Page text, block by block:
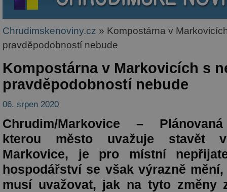
Chrudimskenoviny.cz » Kompostárna v
pravděpodobností nebude
Kompostárna v Markovicích s
pravděpodobností nebude
06. srpen 2020
Chrudim/Markovice –
kterou město uvažuje stavět
Markovice, je pro místní
hospodářství se však výrazně
musí uvažovat, jak na tyto změny